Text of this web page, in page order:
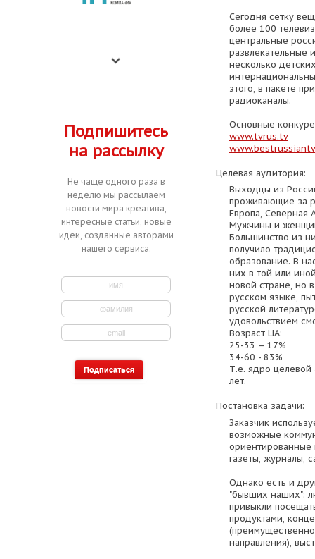
Подпишитесь
на рассылку
Не чаще одного раза в
неделю мы рассылаем
новости мира креатива,
интересные статьи, новые
идеи, созданные авторами
нашего сервиса.
Сегодня сетку
более 100
центральные
развлекательные
несколько
этого, в пакете
радиоканалы.
Основные
www.tvrus.tv
Целевая аудитория:
Выходцы из
проживающие за
Европа, Северная
Мужчины и
Большинство из
получило
образование. В
них в той или
новой стране, но
русском языке,
русской
удовольствием
Возраст ЦА:
25-33 – 17%
34-60 - 83%
Т.е. ядро
лет.
Постановка задачи:
Заказчик
возможные
газеты, журналы,
Однако есть и
"бывших наших":
привыкли
продуктами,
направления),